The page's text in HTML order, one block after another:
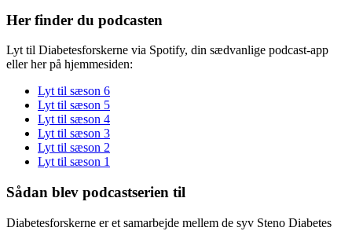
Her finder du podcasten
Lyt til Diabetesforskerne via Spotify, din sædvanlige podcast-app
eller her på hjemmesiden:
Lyt til sæson 6
Lyt til sæson 5
Lyt til sæson 4
Lyt til sæson 3
Lyt til sæson 2
Lyt til sæson 1
Sådan blev podcastserien til
Diabetesforskerne er et samarbejde mellem de syv Steno Diabetes